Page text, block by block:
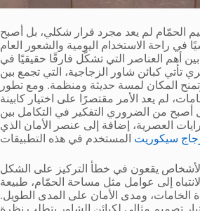
الحمّام لم يعد مجرد قرار شكلي، بل أصبح
في راحة الاستخدام اليومية والشعور العام
أهم العناصر التي تشكّل فارقًا حقيقيًا في
تأتي كبائن شاور الزجاجية، التي تجمع بين
وتمنح المكان لمسة حديثة ومنظمة. ومع تطور
لم يعد الأمر مقتصرًا على اختيار كابينة
أصبح من الضروري التفكير في التكامل بين
العصرية، إضافة إلى عنصر الأمان الذي
سيكوريت
الأشخاص يقعون في خطأ التركيز على الشكل
إلى عوامل مثل مساحة الحمّام، طبيعة
الخامات، ومدى الأمان على المدى الطويل.